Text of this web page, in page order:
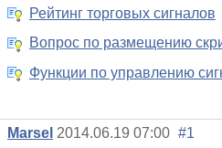
Рейтинг торговых сигналов
Вопрос по размещению
Функции по управлению
Marsel 2014.06.19 07:00 #1